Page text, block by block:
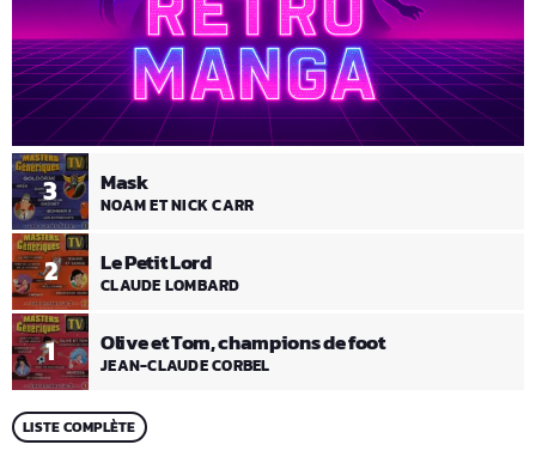
1 Olive et Tom, champions de foot
JEAN-CLAUDE CORBEL
2 Le Petit Lord
CLAUDE LOMBARD
3 Mask
NOAM ET NICK CARR
LISTE COMPLÈTE